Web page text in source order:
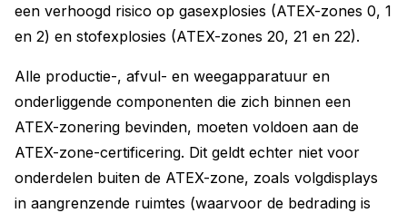
een verhoogd risico op gasexplosies (ATEX-zones 0, 1
en 2) en stofexplosies (ATEX-zones 20, 21 en 22).
Alle productie-, afvul- en weegapparatuur en
onderliggende componenten die zich binnen een
ATEX-zonering bevinden, moeten voldoen aan de
ATEX-zone-certificering. Dit geldt echter niet voor
onderdelen buiten de ATEX-zone, zoals volgdisplays
in aangrenzende ruimtes (waarvoor de bedrading is